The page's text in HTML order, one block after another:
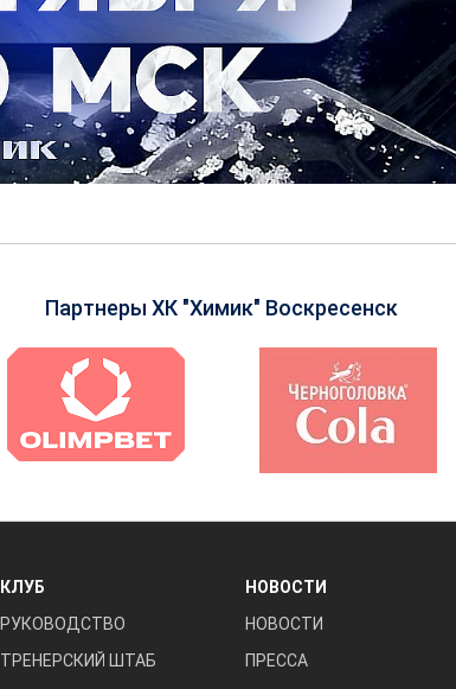
Партнеры ХК "Химик" Воскресенск
КЛУБ
РУКОВОДСТВО
ТРЕНЕРСКИЙ ШТАБ
НОВОСТИ
НОВОСТИ
ПРЕССА